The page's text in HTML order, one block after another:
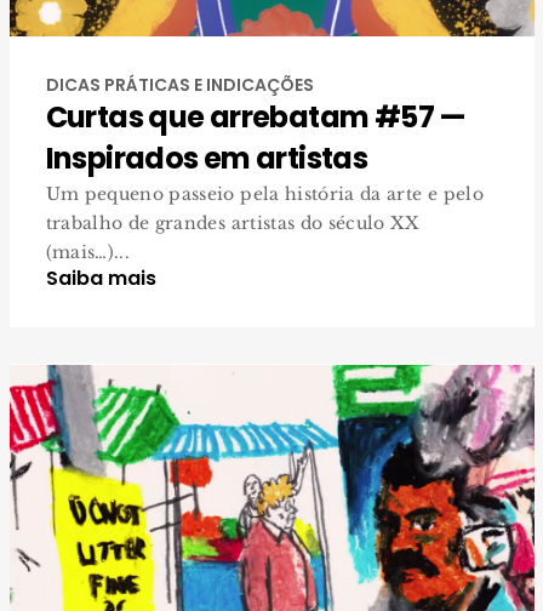
DICAS PRÁTICAS E INDICAÇÕES
Curtas que arrebatam #57 —
Inspirados em artistas
Um pequeno passeio pela história da arte e pelo
trabalho de grandes artistas do século XX
(mais…)...
Saiba mais